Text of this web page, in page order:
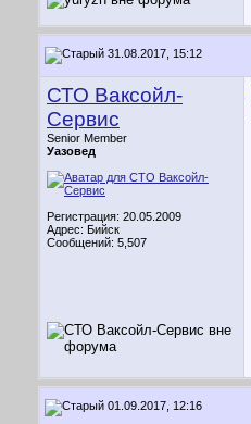
31.08.2017, 15:12
СТО Ваксойл-
Сервис
Senior Member
Уазовед
Регистрация: 20.05.2009
Адрес: Бийск
Сообщений: 5,507
01.09.2017, 12:16